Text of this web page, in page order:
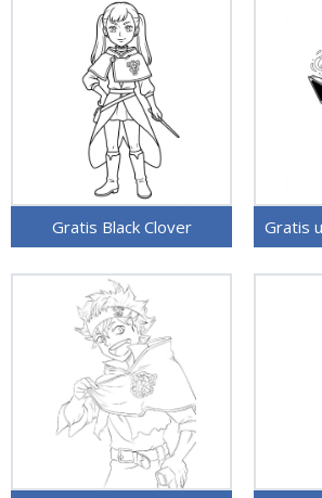
Gratis Black Clover